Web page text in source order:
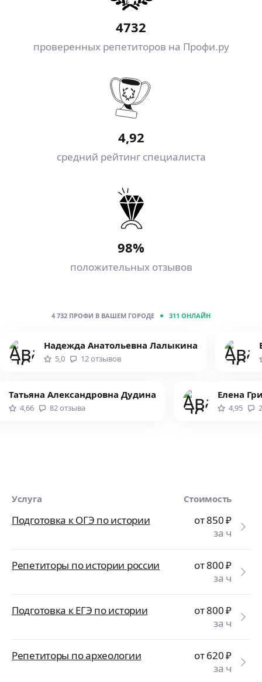
4732
проверенных репетиторов на Профи.ру
4,92
средний рейтинг специалиста
98%
положительных отзывов
4 732 ПРОФИ В ВАШЕМ ГОРОДЕ 311 ОНЛАЙН
Надежда Анатольевна Лалыкина
5,0 12отзывов
Татьяна Александровна Дудина
4,66 82отзыва
Елена
4,95
Услуга Стоимость
Подготовка к ОГЭ по истории от 850₽
за ч
Репетиторы по истории россии от 800₽
за ч
Подготовка к ЕГЭ по истории от 800₽
за ч
Репетиторы по археологии от 620₽
за ч